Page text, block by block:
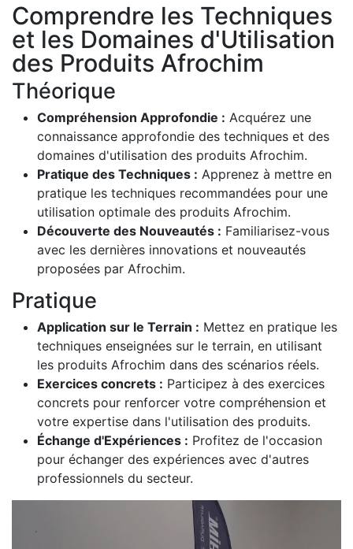
Comprendre les Techniques
et les Domaines d'Utilisation
des Produits Afrochim
Théorique
Compréhension Approfondie : Acquérez une
connaissance approfondie des techniques et des
domaines d'utilisation des produits Afrochim.
Pratique des Techniques : Apprenez à mettre en
pratique les techniques recommandées pour une
utilisation optimale des produits Afrochim.
Découverte des Nouveautés : Familiarisez-vous
avec les dernières innovations et nouveautés
proposées par Afrochim.
Pratique
Application sur le Terrain : Mettez en pratique les
techniques enseignées sur le terrain, en utilisant
les produits Afrochim dans des scénarios réels.
Exercices concrets : Participez à des exercices
concrets pour renforcer votre compréhension et
votre expertise dans l'utilisation des produits.
Échange d'Expériences : Profitez de l'occasion
pour échanger des expériences avec d'autres
professionnels du secteur.